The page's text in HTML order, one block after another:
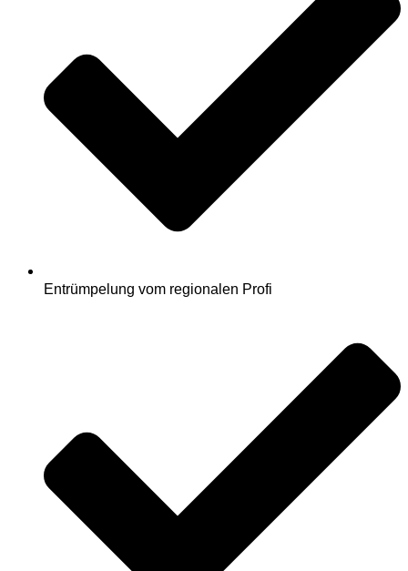
Entrümpelung vom regionalen Profi